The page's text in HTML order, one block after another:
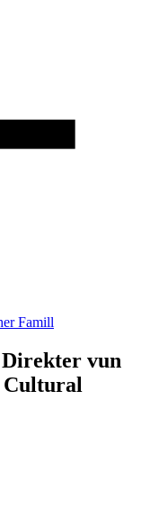
Famill
vun
Cultural